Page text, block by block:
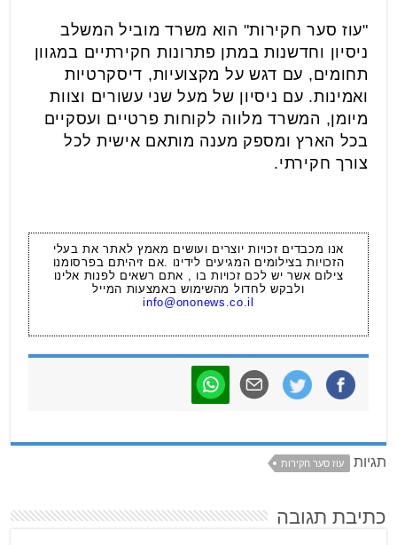
"עוז סער חקירות" הוא משרד מוביל המשלב
ניסיון וחדשנות במתן פתרונות חקירתיים במגוון
תחומים, עם דגש על מקצועיות, דיסקרטיות
ואמינות. עם ניסיון של מעל שני עשורים וצוות
מיומן, המשרד מלווה לקוחות פרטיים ועסקיים
בכל הארץ ומספק מענה מותאם אישית לכל
צורך חקירתי.
אנו מכבדים זכויות יוצרים ועושים מאמץ לאתר את בעלי
הזכויות בצילומים המגיעים לידינו .אם זיהיתם בפרסומנו
צילום אשר יש לכם זכויות בו , אתם רשאים לפנות אלינו
ולבקש לחדול מהשימוש באמצעות המייל
info@ononews.co.il
תגיות עוז סער חקירות
כתיבת תגובה